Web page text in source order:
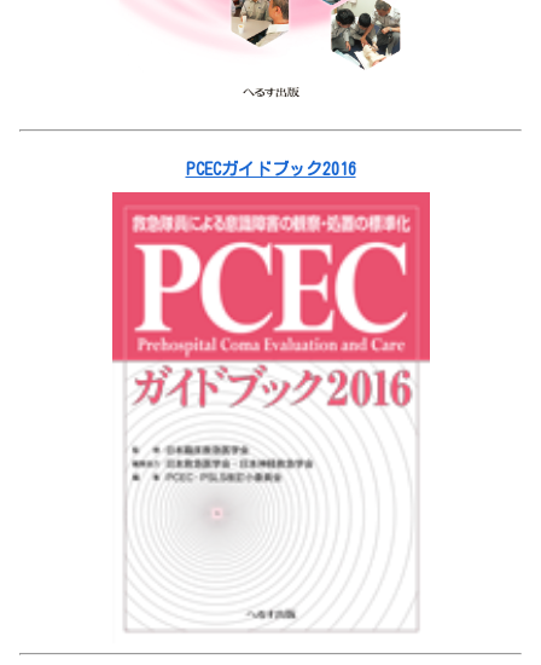
PCECガイドブック2016